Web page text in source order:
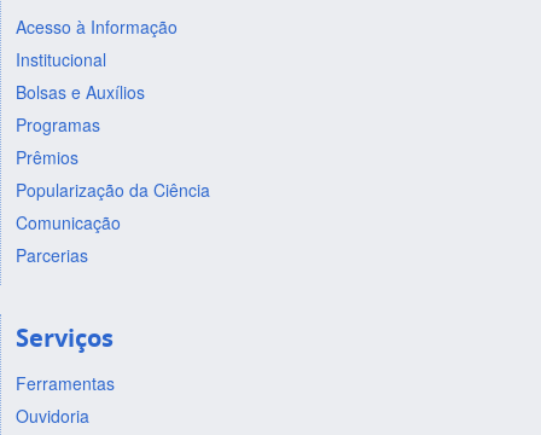
Acesso à Informação
Institucional
Bolsas e Auxílios
Programas
Prêmios
Popularização da Ciência
Comunicação
Parcerias
Serviços
Ferramentas
Ouvidoria